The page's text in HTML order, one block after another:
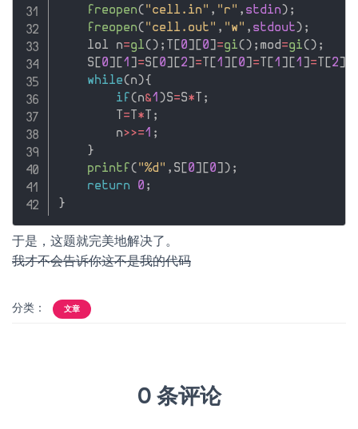
freopen( "cell.in" , "r" , stdin ) ;
freopen( "cell.out" , "w" , stdout ) ;
    lol n
=gl( ) ; 0 0 =gi( ) ; mod =gi( ) ;
    S
0 1 =S 0 2 = 1 0 = 1 1 = 2
while( n ){
if ( n&1 )S=S*
;
= *
;
        n
>>=1 ;
}
printf ( "%d" , S 0 0 ) ;
return
0 ;
}
于是，这题就完美地解决了。
我才不会告诉你这不是我的代码
分类： 文章
0 条评论